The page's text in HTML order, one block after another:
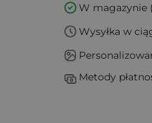
W magazynie
Wysyłka w
Metody